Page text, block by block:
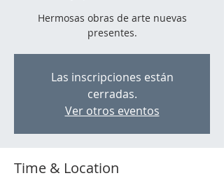
Hermosas obras de arte nuevas
presentes.
Las inscripciones están
cerradas.
Ver otros eventos
Time & Location